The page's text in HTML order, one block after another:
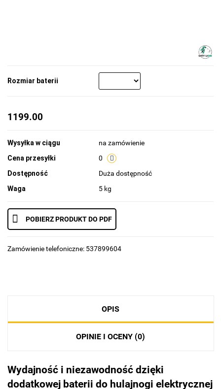
Rozmiar baterii
1199.00
Wysyłka w ciągu
na zamówienie
Cena przesyłki
0
Dostępność
Duża dostępność
Waga
5 kg
POBIERZ PRODUKT DO PDF
Zamówienie telefoniczne: 537899604
OPIS
OPINIE I OCENY (0)
Wydajność i niezawodność dzięki
dodatkowej baterii do hulajnogi elektrycznej